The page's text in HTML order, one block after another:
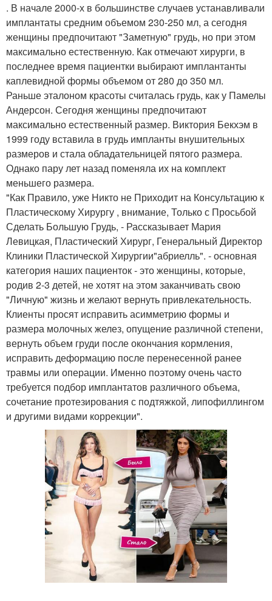
. В начале 2000-х в большинстве случаев устанавливали
имплантаты средним объемом 230-250 мл, а сегодня
женщины предпочитают "Заметную" грудь, но при этом
максимально естественную. Как отмечают хирурги, в
последнее время пациентки выбирают имплантанты
каплевидной формы объемом от 280 до 350 мл.
Раньше эталоном красоты считалась грудь, как у Памелы
Андерсон. Сегодня женщины предпочитают
максимально естественный размер. Виктория Бекхэм в
1999 году вставила в грудь импланты внушительных
размеров и стала обладательницей пятого размера.
Однако пару лет назад поменяла их на комплект
меньшего размера.
"Как Правило, уже Никто не Приходит на Консультацию к
Пластическому Хирургу , внимание, Только с Просьбой
Сделать Большую Грудь, - Рассказывает Мария
Левицкая, Пластический Хирург, Генеральный Директор
Клиники Пластической Хирургии"абриелль". - основная
категория наших пациенток - это женщины, которые,
родив 2-3 детей, не хотят на этом заканчивать свою
"Личную" жизнь и желают вернуть привлекательность.
Клиенты просят исправить асимметрию формы и
размера молочных желез, опущение различной степени,
вернуть объем груди после окончания кормления,
исправить деформацию после перенесенной ранее
травмы или операции. Именно поэтому очень часто
требуется подбор имплантатов различного объема,
сочетание протезирования с подтяжкой, липофиллингом
и другими видами коррекции".